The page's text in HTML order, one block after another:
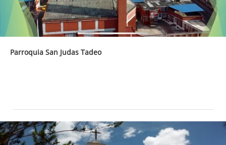
Parroquia San Judas Tadeo